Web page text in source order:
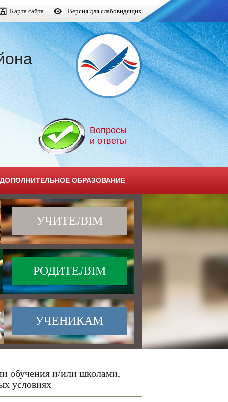
Карта сайта Версия для слабовидящих
Вопросы
и ответы
ДОПОЛНИТЕЛЬНОЕ ОБРАЗОВАНИЕ
УЧИТЕЛЯМ
РОДИТЕЛЯМ
УЧЕНИКАМ
обучения и/или школами,
условиях